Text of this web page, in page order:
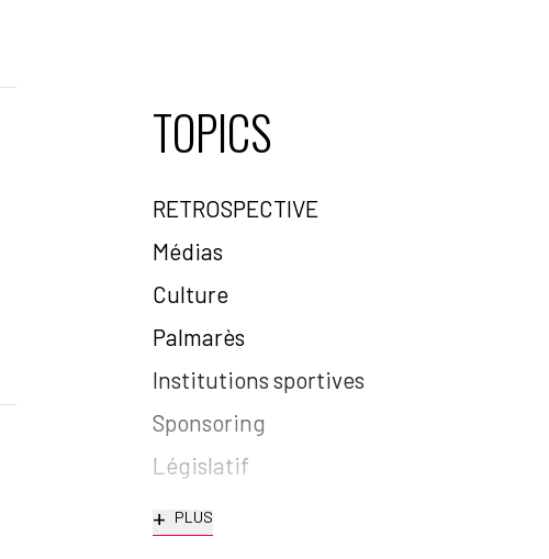
TOPICS
RETROSPECTIVE
Médias
Culture
Palmarès
Institutions sportives
Sponsoring
Législatif
+ PLUS